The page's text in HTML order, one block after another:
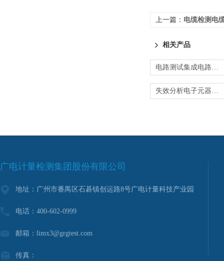
上一篇： 电缆检测电缆可靠
相关产品
电路测试集成电路工程化量产测试可加急检测
失效分析电子元器件筛选方案加急检测
广电计量检测集团股份有限公司
地址：广州市番禺区石碁镇创运路8号广电计量科技产业园
电话：400-602-0999
邮箱：limx3@grgtest.com
传真：